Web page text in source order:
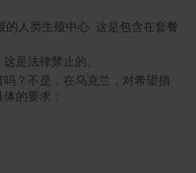
的人类生殖中心 这是包含在套餐
是法律禁止的。
？不是，在乌克兰，对希望捐
的要求：